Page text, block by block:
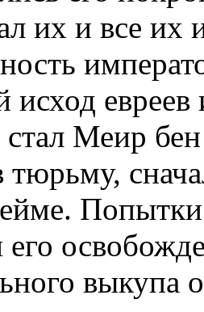
их и все
исход
стал Меир
тюрьму,
его
выкупа